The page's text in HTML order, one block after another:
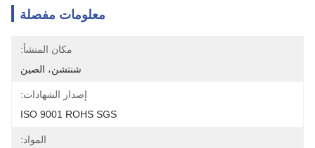
معلومات مفصلة
مكان المنشأ:
شنتشن، الصين
إصدار الشهادات:
ISO 9001 ROHS SGS
المواد: